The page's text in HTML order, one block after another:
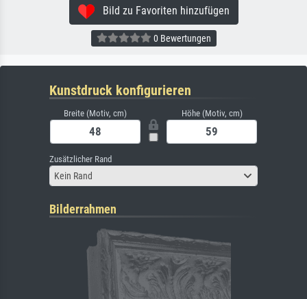
Bild zu Favoriten hinzufügen
0 Bewertungen
Kunstdruck konfigurieren
Breite (Motiv, cm) Höhe (Motiv, cm)
Zusätzlicher Rand
Kein Rand
Bilderrahmen